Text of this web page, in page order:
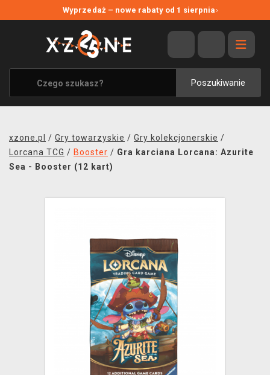
Wyprzedaż – nowe rabaty od 1 sierpnia›
Poszukiwanie
WYPRZEDAŻ
WSZYSTKIE MARKI
XZONE ORIGINALS
UBRANIA I AKCESORIA
SOUNDTRACKI
xzone.pl / Gry towarzyskie / Gry kolekcjonerskie /
Lorcana TCG / Booster / Gra karciana Lorcana: Azurite
Sea - Booster (12 kart)